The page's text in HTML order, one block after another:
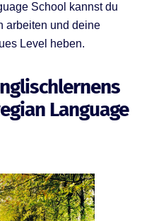
School kannst du
arbeiten und deine
Level heben.
Language